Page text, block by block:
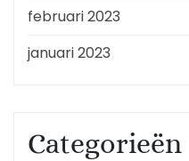
februari 2023
januari 2023
Categorieën